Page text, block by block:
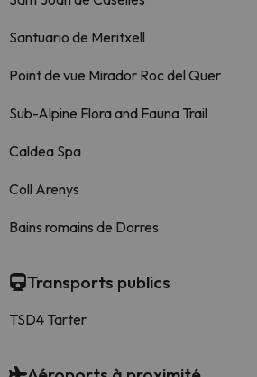
Santuario de Meritxell
Point de vue Mirador Roc del Quer
Sub-Alpine Flora and Fauna Trail
Caldea Spa
Coll Arenys
Bains romains de Dorres
Transports publics
TSD4 Tarter